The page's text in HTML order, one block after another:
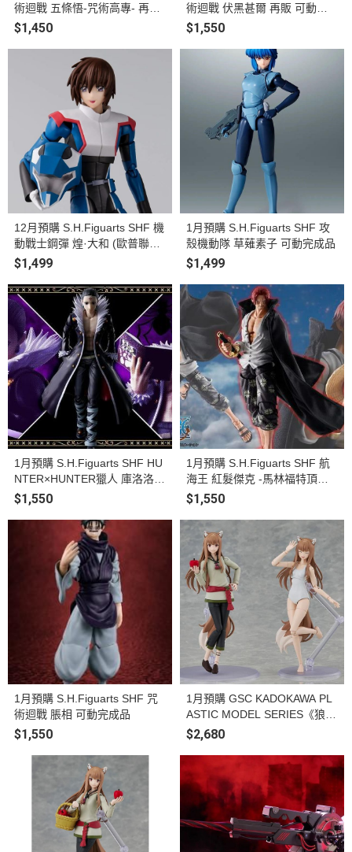
術迴戰 五條悟-咒術高專- 再販
可動完成品
$1,450
術迴戰 伏黑甚爾 再販 可動完
成品
$1,550
12月預購 S.H.Figuarts SHF 機
動戰士鋼彈 煌·大和 (歐普聯合
首長國駕駛服Ver.) 可動完成品
$1,499
1月預購 S.H.Figuarts SHF 攻
殼機動隊 草薙素子 可動完成品
$1,499
1月預購 S.H.Figuarts SHF HU
NTER×HUNTER獵人 庫洛洛
可動完成品
$1,550
1月預購 S.H.Figuarts SHF 航
海王 紅髮傑克 -馬林福特頂上
戰爭- 可動完成品
$1,550
1月預購 S.H.Figuarts SHF 咒
術迴戰 脹相 可動完成品
$1,550
1月預購 GSC KADOKAWA PL
ASTIC MODEL SERIES《狼與
辛香料 MERCHANT MEETS T
$2,680